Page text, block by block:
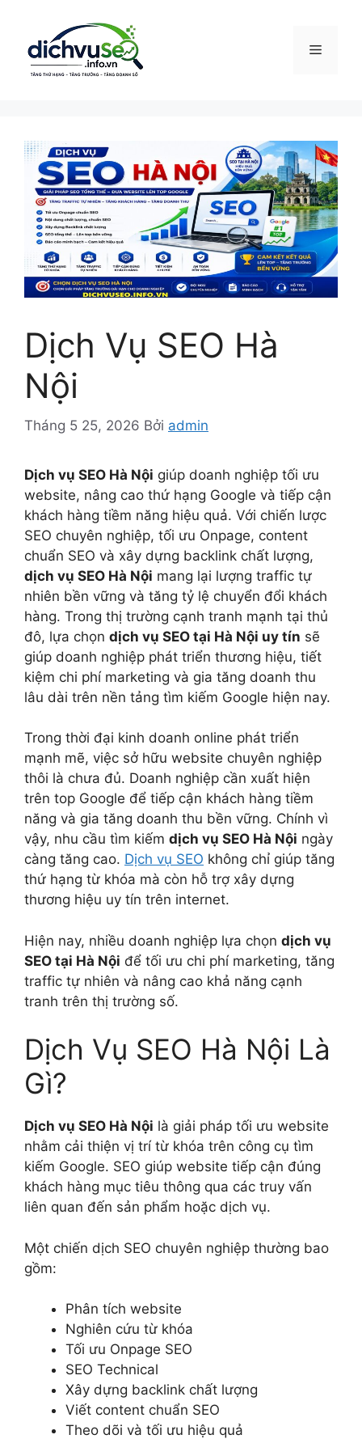
dung
Menu
Dịch Vụ SEO Hà
Nội
Tháng 5 25, 2026 Bởi admin
Dịch vụ SEO Hà Nội giúp doanh nghiệp tối ưu
website, nâng cao thứ hạng Google và tiếp cận
khách hàng tiềm năng hiệu quả. Với chiến lược
SEO chuyên nghiệp, tối ưu Onpage, content
chuẩn SEO và xây dựng backlink chất lượng,
dịch vụ SEO Hà Nội mang lại lượng traffic tự
nhiên bền vững và tăng tỷ lệ chuyển đổi khách
hàng. Trong thị trường cạnh tranh mạnh tại thủ
đô, lựa chọn dịch vụ SEO tại Hà Nội uy tín sẽ
giúp doanh nghiệp phát triển thương hiệu, tiết
kiệm chi phí marketing và gia tăng doanh thu
lâu dài trên nền tảng tìm kiếm Google hiện nay.
Trong thời đại kinh doanh online phát triển
mạnh mẽ, việc sở hữu website chuyên nghiệp
thôi là chưa đủ. Doanh nghiệp cần xuất hiện
trên top Google để tiếp cận khách hàng tiềm
năng và gia tăng doanh thu bền vững. Chính vì
vậy, nhu cầu tìm kiếm dịch vụ SEO Hà Nội ngày
càng tăng cao. Dịch vụ SEO không chỉ giúp tăng
thứ hạng từ khóa mà còn hỗ trợ xây dựng
thương hiệu uy tín trên internet.
Hiện nay, nhiều doanh nghiệp lựa chọn dịch vụ
SEO tại Hà Nội để tối ưu chi phí marketing, tăng
traffic tự nhiên và nâng cao khả năng cạnh
tranh trên thị trường số.
Dịch Vụ SEO Hà Nội Là
Gì?
Dịch vụ SEO Hà Nội là giải pháp tối ưu website
nhằm cải thiện vị trí từ khóa trên công cụ tìm
kiếm Google. SEO giúp website tiếp cận đúng
khách hàng mục tiêu thông qua các truy vấn
liên quan đến sản phẩm hoặc dịch vụ.
Một chiến dịch SEO chuyên nghiệp thường bao
gồm:
Phân tích website
Nghiên cứu từ khóa
Tối ưu Onpage SEO
SEO Technical
Xây dựng backlink chất lượng
Viết content chuẩn SEO
Theo dõi và tối ưu hiệu quả